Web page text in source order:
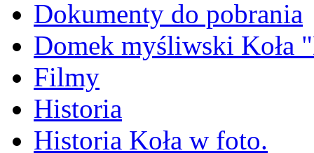
Dokumenty do pobrania
Domek myśliwski Koła
Filmy
Historia
Historia Koła w foto.